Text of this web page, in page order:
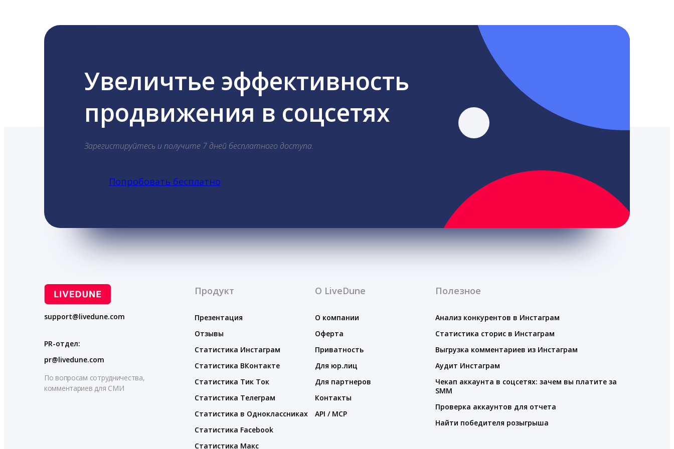
Увеличтье эффективность
продвижения в соцсетях
Зарегистируйтесь и получите 7 дней бесплатного доступа.
Попробовать бесплатно
support@livedune.com
PR-отдел:
pr@livedune.com
По вопросам сотрудничества,
комментариев для СМИ
Продукт
Презентация
Отзывы
Статистика Инстаграм
Статистика ВКонтакте
Статистика Тик Ток
Статистика Телеграм
Статистика в Одноклассниках
Статистика Facebook
Статистика Макс
О LiveDune
О компании
Оферта
Приватность
Для юр.лиц
Для партнеров
Контакты
API / MCP
Полезное
Анализ конкурентов в Инстаграм
Статистика сторис в Инстаграм
Выгрузка комментариев из Инстаграм
Аудит Инстаграм
Чекап аккаунта в соцсетях: зачем вы платите за
SMM
Проверка аккаунтов для отчета
Найти победителя розыгрыша